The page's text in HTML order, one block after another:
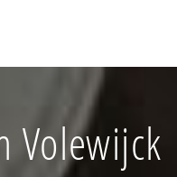
Volewijck